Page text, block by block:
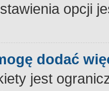
opcji
dodać
jest